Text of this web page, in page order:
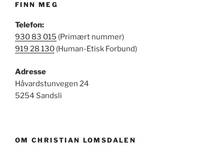
FINN MEG
Telefon:
930 83 015 (Primært nummer)
919 28 130 (Human-Etisk Forbund)
Adresse
Håvardstunvegen 24
5254 Sandsli
OM CHRISTIAN LOMSDALEN